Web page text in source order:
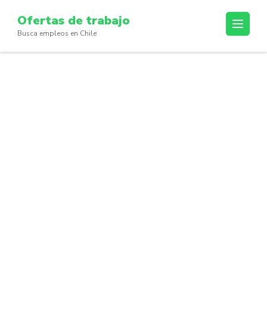
content
(Press
Ofertas de trabajo
Busca empleos en Chile